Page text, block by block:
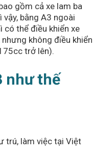
gồm cả xe lam ba
bằng A3 ngoài
có thể điều khiển xe
không điều khiển
trở lên).
như thế
trú, làm việc tại Việt